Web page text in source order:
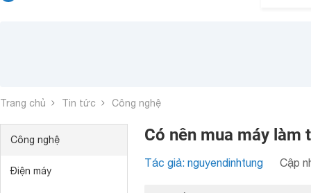
Trang chủ Tin tức Công nghệ
Công nghệ
Điện máy
Có nên mua máy làm
Tác giả: nguyendinhtung Cập